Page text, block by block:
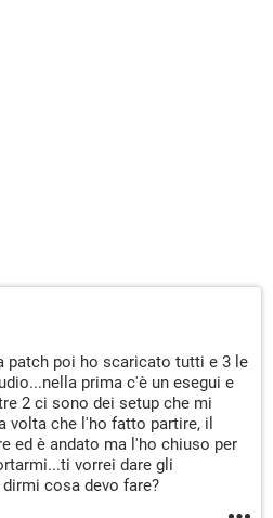
poi ho scaricato tutti e 3 le
prima c'è un esegui e
2 ci sono dei setup che mi
volta che l'ho fatto partire, il
ed è andato ma l'ho chiuso per
vorrei dare gli
cosa devo fare?